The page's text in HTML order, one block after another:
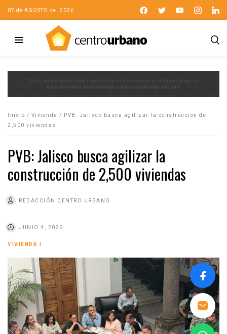
07 de AGOSTO del 2026
Inicio / Vivienda /
PVB: Jalisco busca agilizar la construcción de
2,500 viviendas
PVB: Jalisco busca agilizar la
construcción de 2,500 viviendas
REDACCIÓN CENTRO URBANO
JUNIO 4, 2026
VIVIENDA